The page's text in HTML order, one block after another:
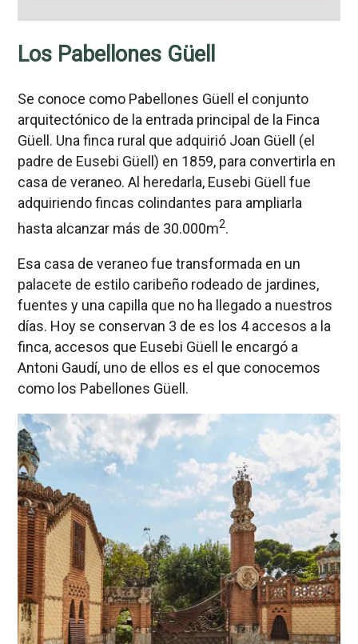
Los Pabellones Güell
Se conoce como Pabellones Güell el conjunto
arquitectónico de la entrada principal de la Finca
Güell. Una finca rural que adquirió Joan Güell (el
padre de Eusebi Güell) en 1859, para convertirla en
casa de veraneo. Al heredarla, Eusebi Güell fue
adquiriendo fincas colindantes para ampliarla
hasta alcanzar más de 30.000m2.
Esa casa de veraneo fue transformada en un
palacete de estilo caribeño rodeado de jardines,
fuentes y una capilla que no ha llegado a nuestros
días. Hoy se conservan 3 de es los 4 accesos a la
finca, accesos que Eusebi Güell le encargó a
Antoni Gaudí, uno de ellos es el que conocemos
como los Pabellones Güell.